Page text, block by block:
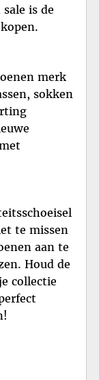
is de
merk
sokken
te missen
aan te
Houd de
collectie